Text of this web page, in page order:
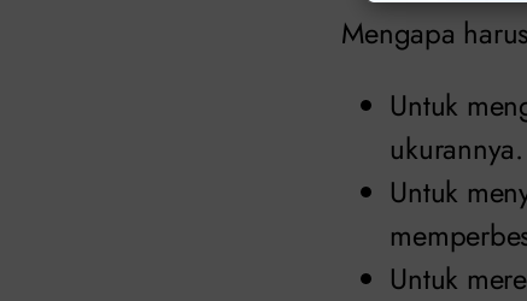
Mengapa
Untuk
ukurannya.
Untuk
Untuk